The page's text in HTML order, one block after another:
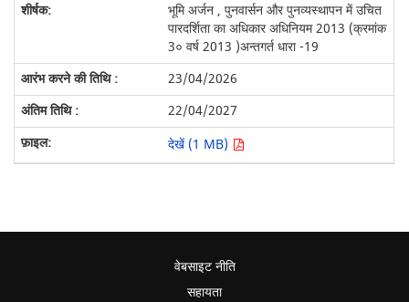
भूमि अर्जन , पुनवार्सन और पुनव्यस्थापन में उचित
पारदर्शिता का अधिकार अधिनियम 2013 (क्रमांक
3० वर्ष 2013 )अन्तगर्त धारा -19
23/04/2026
22/04/2027
देखें (1 MB)
वेबसाइट नीति
सहायता